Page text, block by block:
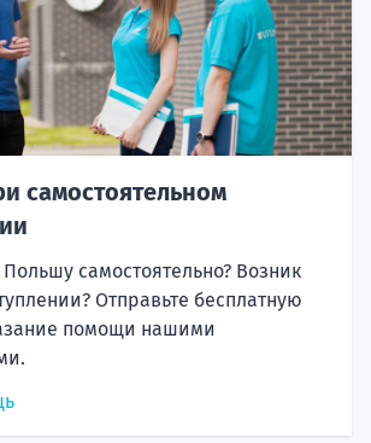
самостоятельном
Польшу самостоятельно? Возник
Отправьте бесплатную
помощи нашими